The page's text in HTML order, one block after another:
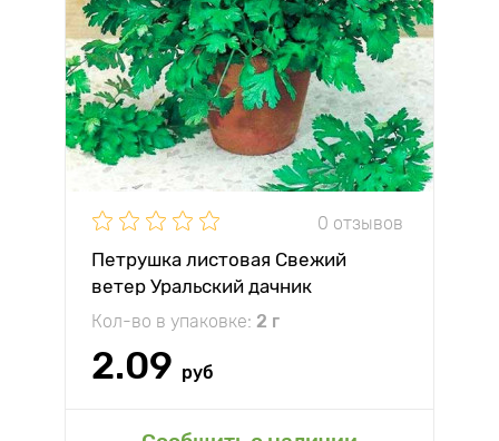
0 отзывов
Петрушка листовая Свежий
ветер Уральский дачник
Кол-во в упаковке: 2 г
2.09 руб